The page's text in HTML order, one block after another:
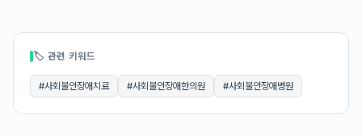
🏷 관련 키워드
#사회불안장애치료 #사회불안장애한의원 #사회불안장애병원